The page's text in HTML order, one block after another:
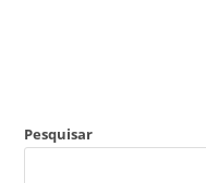
Pesquisar